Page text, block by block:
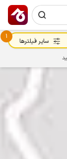
1
سایر فیلترها